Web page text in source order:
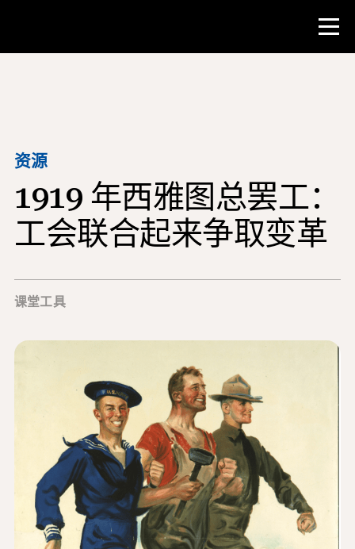
教师资源
课堂工具
培训班
研究所
教学研究技能
为 NHD 学生提供建议
关于 NHD®
参与其中
资源
1919 年西雅图总罢工：
工会联合起来争取变革
课堂工具